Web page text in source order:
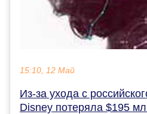
15:10, 12 Май
Из-за ухода с
Disney потеряла $195